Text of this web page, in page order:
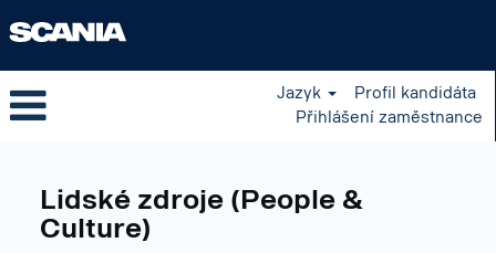
Jazyk
Profil kandidáta
Přihlášení zaměstnance
cs_CZ
Lidské zdroje (People &
Culture)